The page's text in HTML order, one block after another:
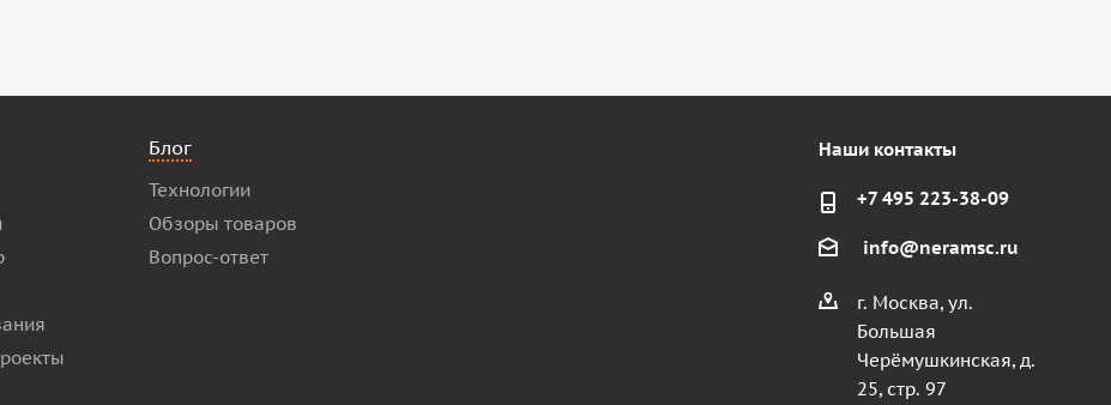
Блог
Технологии
Обзоры товаров
Вопрос-ответ
Наши контакты
+7 495 223-38-09
info@neramsc.ru
г. Москва, ул.
Большая
Черёмушкинская, д.
25, стр. 97